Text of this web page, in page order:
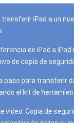
transferir iPad a un
de iPad a iPad
de copia de
paso para transferir
el kit de
video: Copia de